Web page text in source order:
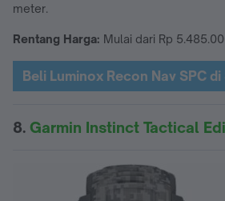
meter.
Rentang Harga: Mulai dari Rp
Beli Luminox Recon Nav SPC di
8. Garmin Instinct Tactical